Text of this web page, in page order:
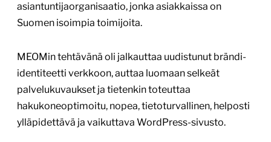
asiantuntijaorganisaatio, jonka asiakkaissa on
Suomen isoimpia toimijoita.
MEOMin tehtävänä oli jalkauttaa uudistunut brändi-
identiteetti verkkoon, auttaa luomaan selkeät
palvelukuvaukset ja tietenkin toteuttaa
hakukoneoptimoitu, nopea, tietoturvallinen, helposti
ylläpidettävä ja vaikuttava WordPress-sivusto.